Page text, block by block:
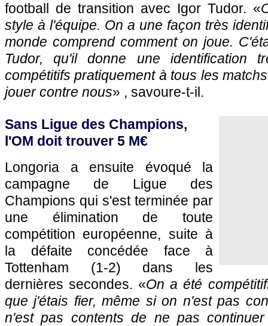
football de transition avec Igor Tudor. «
style à l'équipe. On a une façon très
monde comprend comment on joue.
Tudor, qu'il donne une identification
compétitifs pratiquement à tous les
jouer contre nous» , savoure-t-il.
Sans Ligue des Champions,
l'OM doit trouver 5 M€
Longoria a ensuite évoqué la
campagne de Ligue des
Champions qui s'est terminée par
une élimination de toute
compétition européenne, suite à
la défaite concédée face à
Tottenham (1-2) dans les
dernières secondes. «On a été
que j'étais fier, même si on n'est pas
n'est pas contents de ne pas